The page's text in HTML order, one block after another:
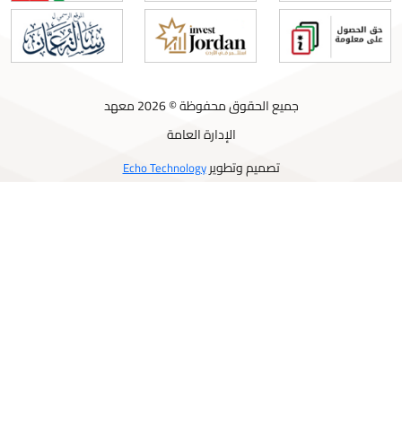
جميع الحقوق محفوظة © 2026 معهد
الإدارة العامة
تصميم وتطويرEcho Technology